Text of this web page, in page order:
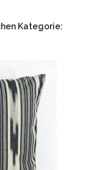
Kategorie: